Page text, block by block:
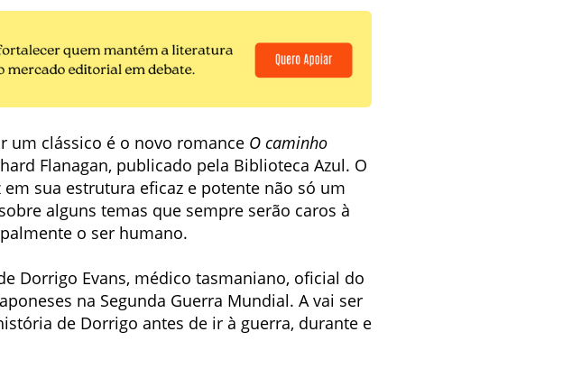
um clássico é o novo romance O caminho
Flanagan, publicado pela Biblioteca Azul. O
sua estrutura eficaz e potente não só um
alguns temas que sempre serão caros à
o ser humano.
Dorrigo Evans, médico tasmaniano, oficial do
na Segunda Guerra Mundial. A vai ser
de Dorrigo antes de ir à guerra, durante e